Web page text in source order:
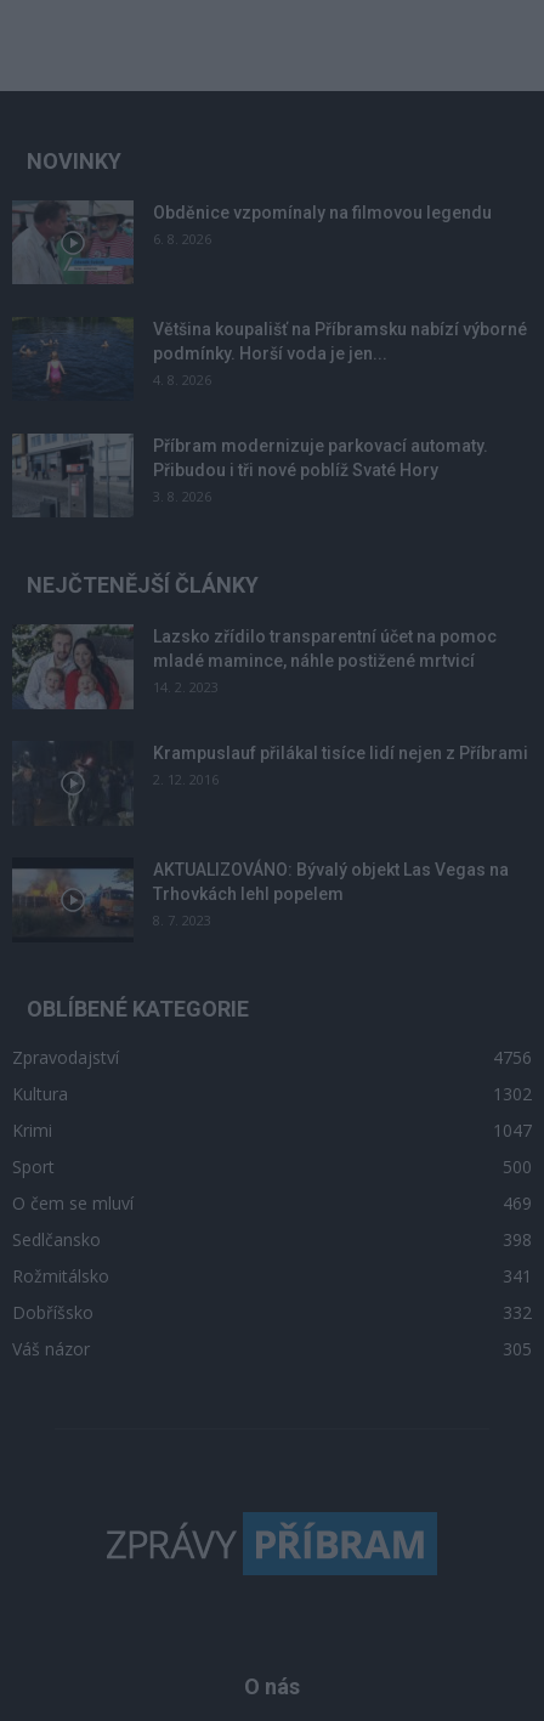
NOVINKY
Obděnice vzpomínaly na filmovou legendu
6. 8. 2026
Většina koupališť na Příbramsku nabízí výborné
podmínky. Horší voda je jen...
4. 8. 2026
Příbram modernizuje parkovací automaty.
Přibudou i tři nové poblíž Svaté Hory
3. 8. 2026
NEJČTENĚJŠÍ ČLÁNKY
Lazsko zřídilo transparentní účet na pomoc
mladé mamince, náhle postižené mrtvicí
14. 2. 2023
Krampuslauf přilákal tisíce lidí nejen z Příbrami
2. 12. 2016
AKTUALIZOVÁNO: Bývalý objekt Las Vegas na
Trhovkách lehl popelem
8. 7. 2023
OBLÍBENÉ KATEGORIE
Zpravodajství
4756
Kultura
1302
Krimi
1047
Sport
500
O čem se mluví
469
Sedlčansko
398
Rožmitálsko
341
Dobříšsko
332
Váš názor
305
O nás